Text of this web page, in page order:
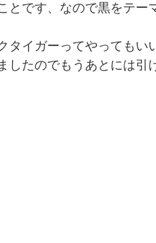
とです、なので黒をテー
タイガーってやってもい
たのでもうあとには引